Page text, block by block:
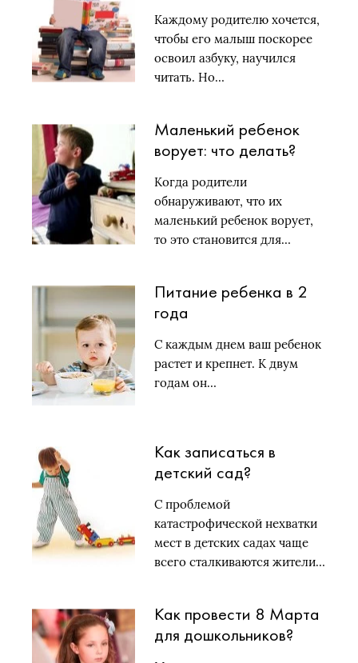
Каждому родителю хочется,
чтобы его малыш поскорее
освоил азбуку, научился
читать. Но…
Маленький ребенок
ворует: что делать?
Когда родители
обнаруживают, что их
маленький ребенок ворует,
то это становится для…
Питание ребенка в 2
года
С каждым днем ваш ребенок
растет и крепнет. К двум
годам он…
Как записаться в
детский сад?
С проблемой
катастрофической нехватки
мест в детских садах чаще
всего сталкиваются жители…
Как провести 8 Марта
для дошкольников?